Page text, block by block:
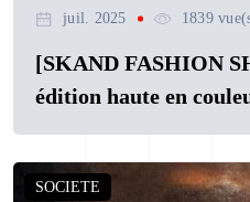
juil. 2025 1839
[SKAND FASHION
édition haute en
SOCIETE